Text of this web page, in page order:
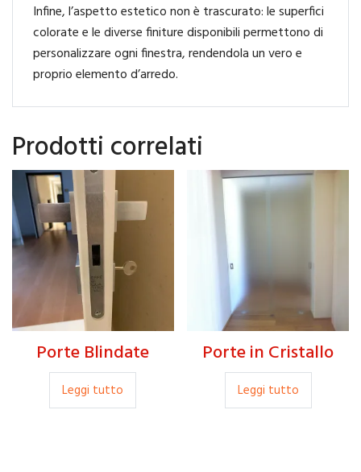
Infine, l’aspetto estetico non è trascurato: le superfici
colorate e le diverse finiture disponibili permettono di
personalizzare ogni finestra, rendendola un vero e
proprio elemento d’arredo.
Prodotti correlati
Porte Blindate
Leggi tutto
Porte in Cristallo
Leggi tutto